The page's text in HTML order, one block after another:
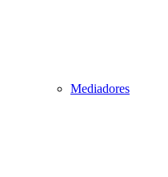
Mediadores